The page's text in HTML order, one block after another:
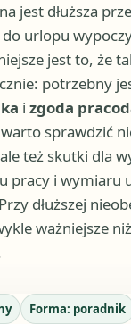
jest dłuższa
urlopu
jest to, że
potrzebny
i zgoda
sprawdzić
też skutki dla
pracy i wymiaru
dłuższej
ważniejsze
Forma: poradnik